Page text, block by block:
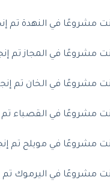
في النهدة تم
في المجاز تم
في الخان تم
في القصباء تم
في مويلح تم
في اليرموك تم